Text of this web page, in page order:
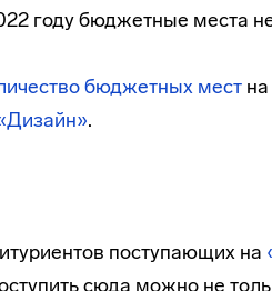
году бюджетные места
бюджетных местна
.
поступающих на
сюда можно не